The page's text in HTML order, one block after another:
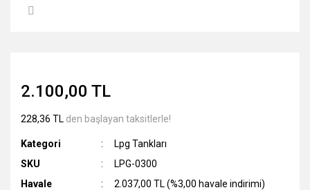
2.100,00 TL
228,36 TL den başlayan taksitlerle!
Kategori
Lpg Tankları
SKU
LPG-0300
Havale
2.037,00 TL (%3,00 havale indirimi)